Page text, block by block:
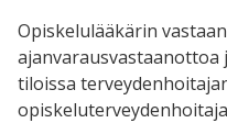
Opiskelulääkärin
ajanvarausvastaanottoa
tiloissa